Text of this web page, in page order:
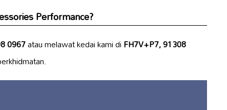
Performance?
0967atau melawat kedai kami diFH7V+P7, 91308